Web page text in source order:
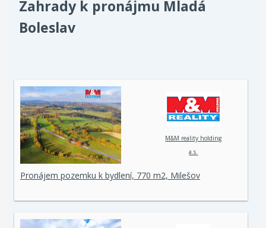
Zahrady k pronájmu Mladá
Boleslav
M&M reality holding
a.s.
Pronájem pozemku k bydlení, 770 m2, Milešov